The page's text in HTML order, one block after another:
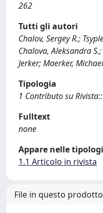
262
Tutti gli autori
Chalov, Sergey R.;
Chalova, Aleksandra
Jerker; Maerker, Michael
Tipologia
1 Contributo su
Fulltext
none
Appare nelle
1.1 Articolo in rivista
File in questo